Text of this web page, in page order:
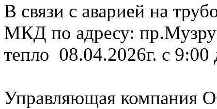
В связи с аварией на
МКД по адресу:
тепло 08.04.2026г. с
Управляющая